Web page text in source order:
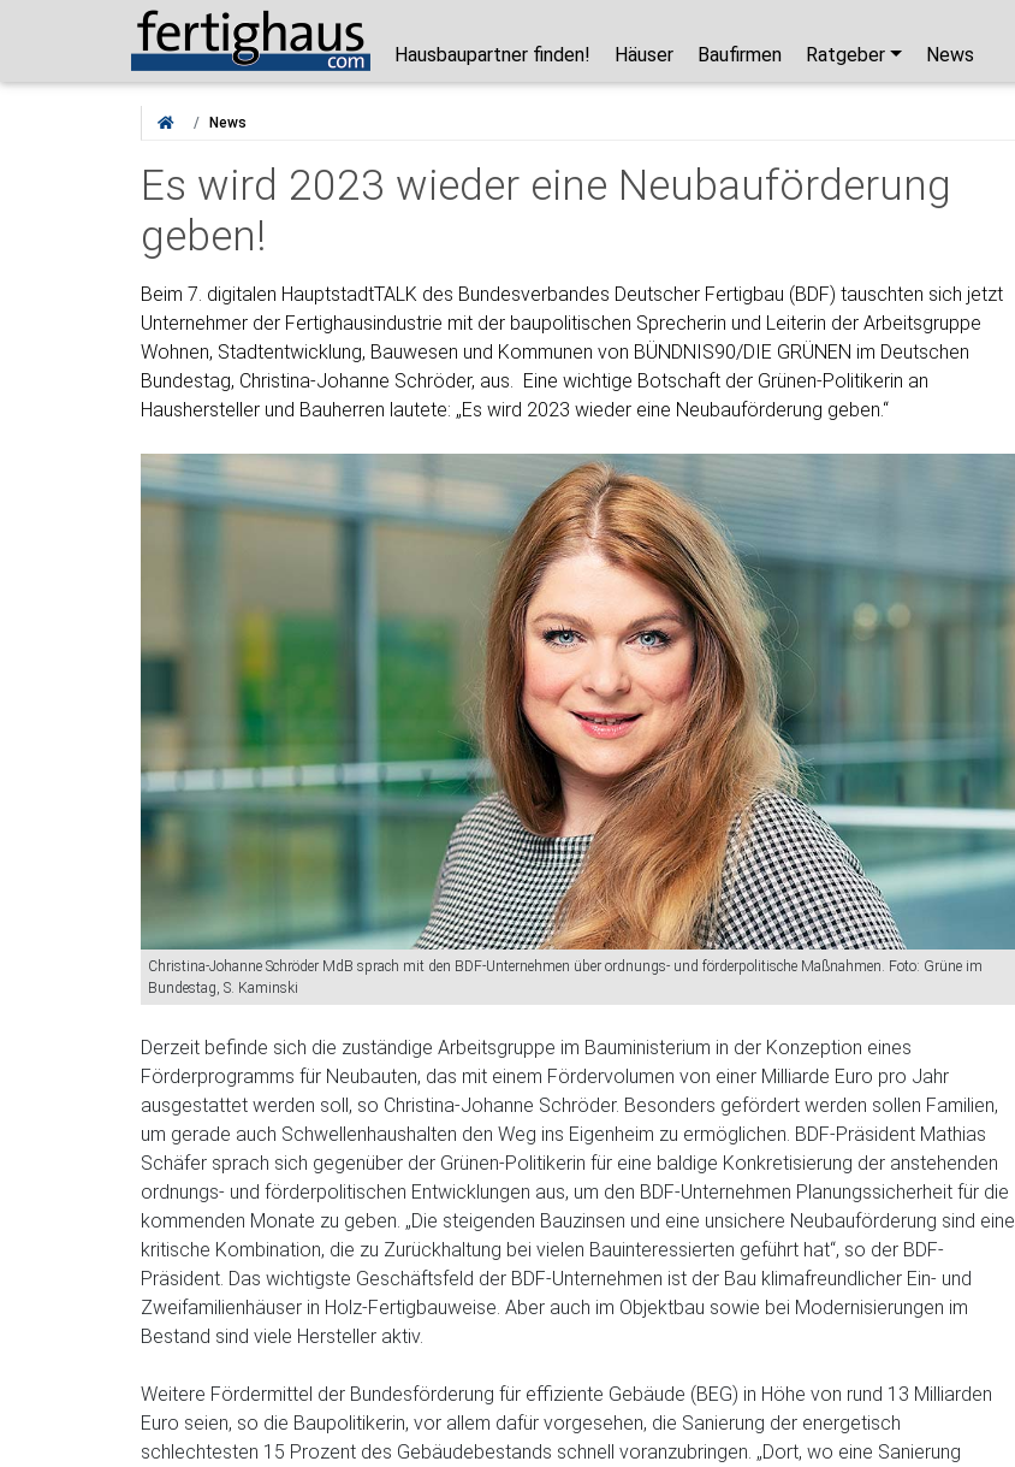
den passenden Haushersteller für Ihr
kostenlose Kataloge
zuverlässige Hersteller
schließen
Hausbaupartner finden! Häuser Baufirmen Ratgeber News
News
Es wird 2023 wieder eine Neubauförderung
geben!
Beim 7. digitalen HauptstadtTALK des Bundesverbandes Deutscher Fertigbau (BDF) tauschten sich jetzt
Unternehmer der Fertighausindustrie mit der baupolitischen Sprecherin und Leiterin der Arbeitsgruppe
Wohnen, Stadtentwicklung, Bauwesen und Kommunen von BÜNDNIS90/DIE GRÜNEN im Deutschen
Bundestag, Christina-Johanne Schröder, aus. Eine wichtige Botschaft der Grünen-Politikerin an
Haushersteller und Bauherren lautete: „Es wird 2023 wieder eine Neubauförderung geben.“
Christina-Johanne Schröder MdB sprach mit den BDF-Unternehmen über ordnungs- und förderpolitische Maßnahmen. Foto: Grüne im
Bundestag, S. Kaminski
Derzeit befinde sich die zuständige Arbeitsgruppe im Bauministerium in der Konzeption eines
Förderprogramms für Neubauten, das mit einem Fördervolumen von einer Milliarde Euro pro Jahr
ausgestattet werden soll, so Christina-Johanne Schröder. Besonders gefördert werden sollen Familien,
um gerade auch Schwellenhaushalten den Weg ins Eigenheim zu ermöglichen. BDF-Präsident Mathias
Schäfer sprach sich gegenüber der Grünen-Politikerin für eine baldige Konkretisierung der anstehenden
ordnungs- und förderpolitischen Entwicklungen aus, um den BDF-Unternehmen Planungssicherheit für die
kommenden Monate zu geben. „Die steigenden Bauzinsen und eine unsichere Neubauförderung sind eine
kritische Kombination, die zu Zurückhaltung bei vielen Bauinteressierten geführt hat“, so der BDF-
Präsident. Das wichtigste Geschäftsfeld der BDF-Unternehmen ist der Bau klimafreundlicher Ein- und
Zweifamilienhäuser in Holz-Fertigbauweise. Aber auch im Objektbau sowie bei Modernisierungen im
Bestand sind viele Hersteller aktiv.
Weitere Fördermittel der Bundesförderung für effiziente Gebäude (BEG) in Höhe von rund 13 Milliarden
Euro seien, so die Baupolitikerin, vor allem dafür vorgesehen, die Sanierung der energetisch
schlechtesten 15 Prozent des Gebäudebestands schnell voranzubringen. „Dort, wo eine Sanierung